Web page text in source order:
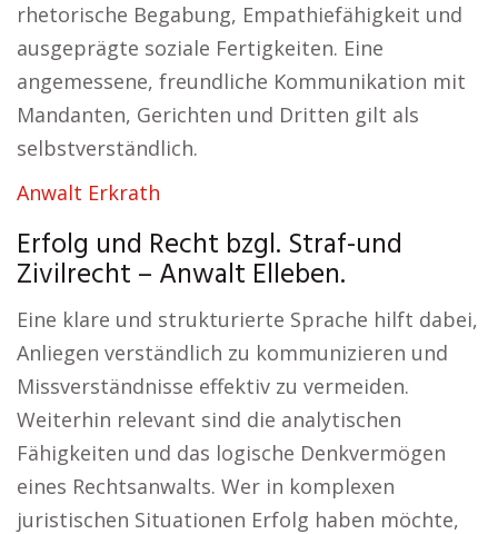
rhetorische Begabung, Empathiefähigkeit und
ausgeprägte soziale Fertigkeiten. Eine
angemessene, freundliche Kommunikation mit
Mandanten, Gerichten und Dritten gilt als
selbstverständlich.
Anwalt Erkrath
Erfolg und Recht bzgl. Straf-und
Zivilrecht – Anwalt Elleben.
Eine klare und strukturierte Sprache hilft dabei,
Anliegen verständlich zu kommunizieren und
Missverständnisse effektiv zu vermeiden.
Weiterhin relevant sind die analytischen
Fähigkeiten und das logische Denkvermögen
eines Rechtsanwalts. Wer in komplexen
juristischen Situationen Erfolg haben möchte,